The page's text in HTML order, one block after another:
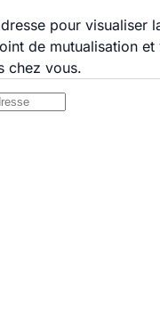
pour visualiser
de mutualisation
chez vous.